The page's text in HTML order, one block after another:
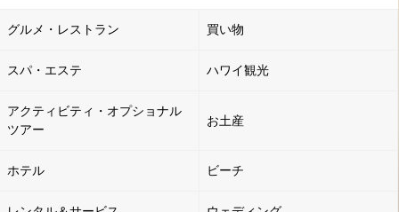
グルメ・レストラン 買い物
スパ・エステ ハワイ観光
アクティビティ・オプショナル
ツアー
お土産
ホテル ビーチ